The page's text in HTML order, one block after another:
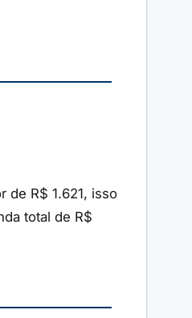
de R$ 1.621, isso
total de R$